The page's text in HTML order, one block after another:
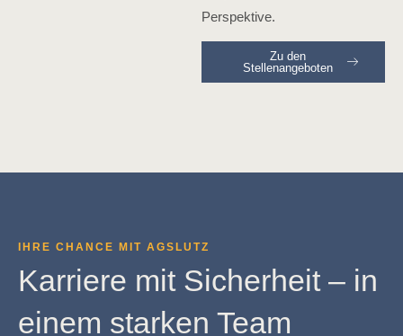
Perspektive.
Zu den
Stellenangeboten
IHRE CHANCE MIT AGSLUTZ
Karriere mit Sicherheit – in
einem starken Team